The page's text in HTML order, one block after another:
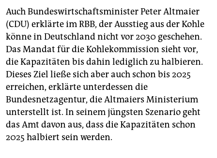
Auch Bundeswirtschaftsminister Peter Altmaier
(CDU) erklärte im RBB, der Ausstieg aus der Kohle
könne in Deutschland nicht vor 2030 geschehen.
Das Mandat für die Kohlekommission sieht vor,
die Kapazitäten bis dahin lediglich zu halbieren.
Dieses Ziel ließe sich aber auch schon bis 2025
erreichen, erklärte unterdessen die
Bundesnetzagentur, die Altmaiers Ministerium
unterstellt ist. In seinem jüngsten Szenario geht
das Amt davon aus, dass die Kapazitäten schon
2025 halbiert sein werden.